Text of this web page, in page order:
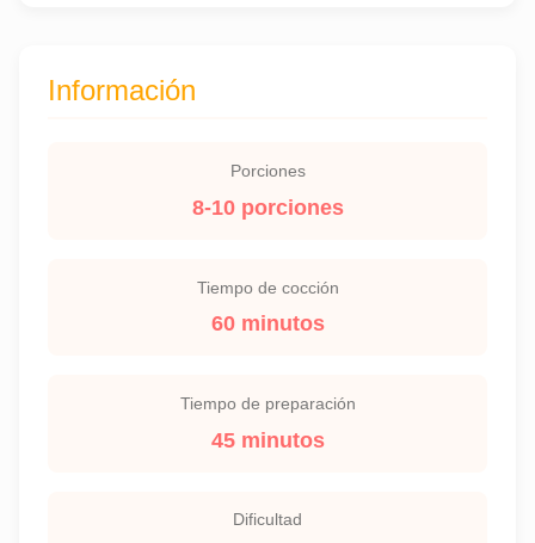
Información
Porciones
8-10 porciones
Tiempo de cocción
60 minutos
Tiempo de preparación
45 minutos
Dificultad